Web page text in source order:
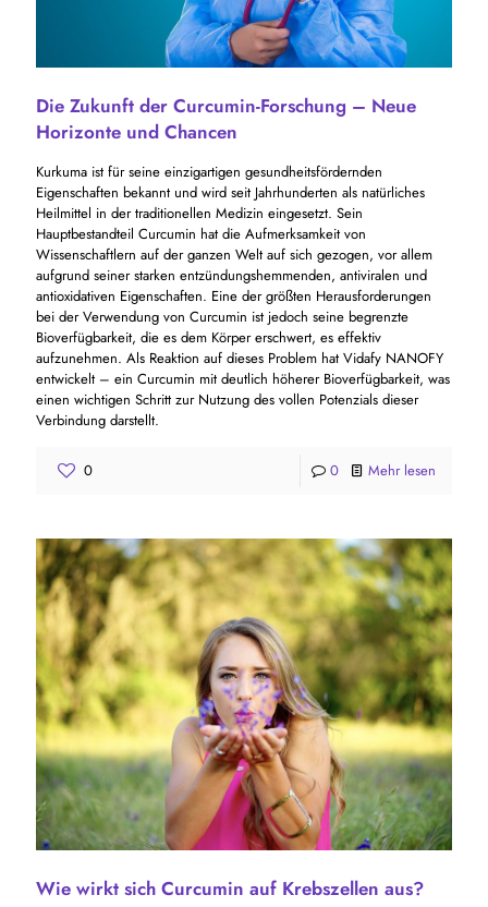
Die Zukunft der Curcumin-Forschung – Neue
Horizonte und Chancen
Kurkuma ist für seine einzigartigen gesundheitsfördernden
Eigenschaften bekannt und wird seit Jahrhunderten als natürliches
Heilmittel in der traditionellen Medizin eingesetzt. Sein
Hauptbestandteil Curcumin hat die Aufmerksamkeit von
Wissenschaftlern auf der ganzen Welt auf sich gezogen, vor allem
aufgrund seiner starken entzündungshemmenden, antiviralen und
antioxidativen Eigenschaften. Eine der größten Herausforderungen
bei der Verwendung von Curcumin ist jedoch seine begrenzte
Bioverfügbarkeit, die es dem Körper erschwert, es effektiv
aufzunehmen. Als Reaktion auf dieses Problem hat Vidafy NANOFY
entwickelt – ein Curcumin mit deutlich höherer Bioverfügbarkeit, was
einen wichtigen Schritt zur Nutzung des vollen Potenzials dieser
Verbindung darstellt.
0 0 Mehr lesen
Wie wirkt sich Curcumin auf Krebszellen aus?